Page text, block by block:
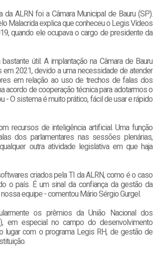
ALRN foi a Câmara Municipal de Bauru (SP).
Malacrida explica que conheceu o Legis Vídeos
quando ele ocupava o cargo de presidente da
útil. A implantação na Câmara de Bauru
2021, devido a uma necessidade de atender
em relação ao uso de trechos de falas dos
acordo de cooperação técnica para adotarmos o
O sistema é muito prático, fácil de usar e rápido
recursos de inteligência artificial. Uma função
dos parlamentares nas sessões plenárias,
outra atividade legislativa em que haja
criados pela TI da ALRN, como é o caso
o país. É um sinal da confiança da gestão da
equipe - comentou Mário Sérgio Gurgel.
os prêmios da União Nacional dos
em especial no campo do desenvolvimento
lugar com o programa Legis RH, de gestão de